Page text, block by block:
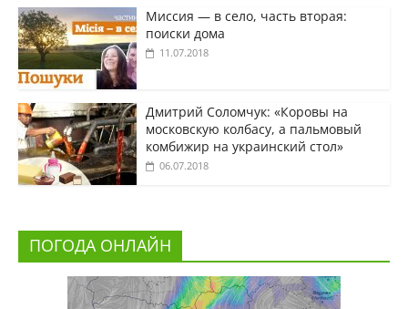
Миссия — в село, часть вторая:
поиски дома
11.07.2018
Дмитрий Соломчук: «Коровы на
московскую колбасу, а пальмовый
комбижир на украинский стол»
06.07.2018
ПОГОДА ОНЛАЙН